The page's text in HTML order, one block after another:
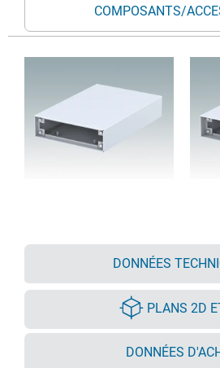
COMPOSANTS/
DONNÉES
PLANS 2D
DONNÉES